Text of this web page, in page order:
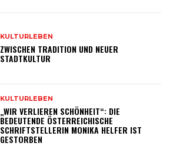
KULTURLEBEN
ZWISCHEN TRADITION UND NEUER
STADTKULTUR
KULTURLEBEN
„WIR VERLIEREN SCHÖNHEIT“: DIE
BEDEUTENDE ÖSTERREICHISCHE
SCHRIFTSTELLERIN MONIKA HELFER IST
GESTORBEN